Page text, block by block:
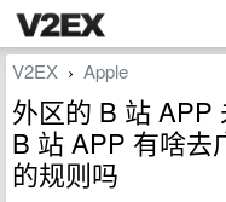
V2EX › Apple
外区的 B 站 APP
B 站 APP 有啥去
的规则吗